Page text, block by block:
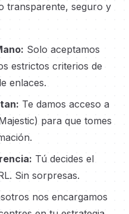
transparente, seguro y
Solo aceptamos
estrictos criterios de
enlaces.
Te damos acceso a
para que tomes
Tú decides el
Sin sorpresas.
nos encargamos